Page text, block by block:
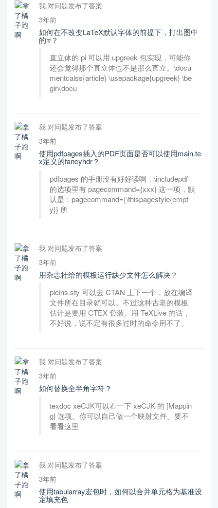
我 对问题发布了答案
3年前
如何在不改变LaTeX默认字体的前提下，打出图中
的π？
直立体的 pi 可以用 upgreek 包实现，可能你
还会觉得那个直立体也不是那么直立。\docu
mentcalss{article} \usepackage{upgreek} \be
gin{docu
我 对问题发布了答案
3年前
使用pdfpages插入的PDF页面是否可以使用main.te
x定义的fancyhdr？
pdfpages 的手册没有好好读啊，\includepdf
的选项里有 pagecommand={xxx} 这一项，默
认是：pagecommand={\thispagestyle{empt
y}} 所
我 对问题发布了答案
3年前
用杂志社给的模板运行缺少文件怎么解决？
picins.sty 可以去 CTAN 上下一个，放在编译
文件所在目录就可以。不过这种古老的模板
估计是要用 CTEX 套装。用 TeXLive 的话，
不好说，说不定有很多过时的命令用不了。
我 对问题发布了答案
3年前
如何替换全半角字符？
texdoc xeCJK可以看一下 xeCJK 的 [Mappin
g] 选项。你可以自己做一个映射文件。要不
看看这里
我 对问题发布了答案
3年前
使用tabularray宏包时，如何以合并单元格为基准设
定填充色